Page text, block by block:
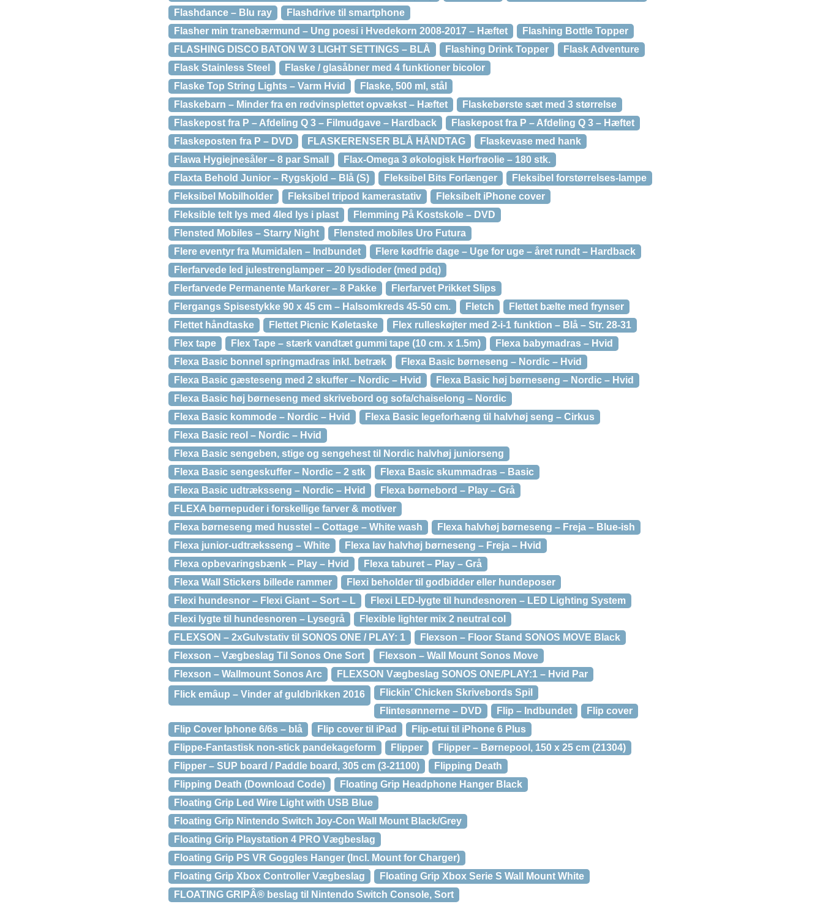
Flashdance – Blu ray
Flashdrive til smartphone
Flasher min tranebærmund – Ung poesi i Hvedekorn 2008-2017 – Hæftet
Flashing Bottle Topper
FLASHING DISCO BATON W 3 LIGHT SETTINGS – BLÅ
Flashing Drink Topper
Flask Adventure
Flask Stainless Steel
Flaske / glasåbner med 4 funktioner bicolor
Flaske Top String Lights – Varm Hvid
Flaske, 500 ml, stål
Flaskebarn – Minder fra en rødvinsplettet opvækst – Hæftet
Flaskebørste sæt med 3 størrelse
Flaskepost fra P – Afdeling Q 3 – Filmudgave – Hardback
Flaskepost fra P – Afdeling Q 3 – Hæftet
Flaskeposten fra P – DVD
FLASKERENSER BLÅ HÅNDTAG
Flaskevase med hank
Flawa Hygiejnesåler – 8 par Small
Flax-Omega 3 økologisk Hørfrøolie – 180 stk.
Flaxta Behold Junior – Rygskjold – Blå (S)
Fleksibel Bits Forlænger
Fleksibel forstørrelses-lampe
Fleksibel Mobilholder
Fleksibel tripod kamerastativ
Fleksibelt iPhone cover
Fleksible telt lys med 4led lys i plast
Flemming På Kostskole – DVD
Flensted Mobiles – Starry Night
Flensted mobiles Uro Futura
Flere eventyr fra Mumidalen – Indbundet
Flere kødfrie dage – Uge for uge – året rundt – Hardback
Flerfarvede led julestrenglamper – 20 lysdioder (med pdq)
Flerfarvede Permanente Markører – 8 Pakke
Flerfarvet Prikket Slips
Flergangs Spisestykke 90 x 45 cm – Halsomkreds 45-50 cm.
Fletch
Flettet bælte med frynser
Flettet håndtaske
Flettet Picnic Køletaske
Flex rulleskøjter med 2-i-1 funktion – Blå – Str. 28-31
Flex tape
Flex Tape – stærk vandtæt gummi tape (10 cm. x 1.5m)
Flexa babymadras – Hvid
Flexa Basic bonnel springmadras inkl. betræk
Flexa Basic børneseng – Nordic – Hvid
Flexa Basic gæsteseng med 2 skuffer – Nordic – Hvid
Flexa Basic høj børneseng – Nordic – Hvid
Flexa Basic høj børneseng med skrivebord og sofa/chaiselong – Nordic
Flexa Basic kommode – Nordic – Hvid
Flexa Basic legeforhæng til halvhøj seng – Cirkus
Flexa Basic reol – Nordic – Hvid
Flexa Basic sengeben, stige og sengehest til Nordic halvhøj juniorseng
Flexa Basic sengeskuffer – Nordic – 2 stk
Flexa Basic skummadras – Basic
Flexa Basic udtræksseng – Nordic – Hvid
Flexa børnebord – Play – Grå
FLEXA børnepuder i forskellige farver & motiver
Flexa børneseng med husstel – Cottage – White wash
Flexa halvhøj børneseng – Freja – Blue-ish
Flexa junior-udtræksseng – White
Flexa lav halvhøj børneseng – Freja – Hvid
Flexa opbevaringsbænk – Play – Hvid
Flexa taburet – Play – Grå
Flexa Wall Stickers billede rammer
Flexi beholder til godbidder eller hundeposer
Flexi hundesnor – Flexi Giant – Sort – L
Flexi LED-lygte til hundesnoren – LED Lighting System
Flexi lygte til hundesnoren – Lysegrå
Flexible lighter mix 2 neutral col
FLEXSON – 2xGulvstativ til SONOS ONE / PLAY: 1
Flexson – Floor Stand SONOS MOVE Black
Flexson – Vægbeslag Til Sonos One Sort
Flexson – Wall Mount Sonos Move
Flexson – Wallmount Sonos Arc
FLEXSON Vægbeslag SONOS ONE/PLAY:1 – Hvid Par
Flick emâup – Vinder af guldbrikken 2016
Flickin’ Chicken Skrivebords Spil
Flintesønnerne – DVD
Flip – Indbundet
Flip cover
Flip Cover Iphone 6/6s – blå
Flip cover til iPad
Flip-etui til iPhone 6 Plus
Flippe-Fantastisk non-stick pandekageform
Flipper
Flipper – Børnepool, 150 x 25 cm (21304)
Flipper – SUP board / Paddle board, 305 cm (3-21100)
Flipping Death
Flipping Death (Download Code)
Floating Grip Headphone Hanger Black
Floating Grip Led Wire Light with USB Blue
Floating Grip Nintendo Switch Joy-Con Wall Mount Black/Grey
Floating Grip Playstation 4 PRO Vægbeslag
Floating Grip PS VR Goggles Hanger (Incl. Mount for Charger)
Floating Grip Xbox Controller Vægbeslag
Floating Grip Xbox Serie S Wall Mount White
FLOATING GRIPÂ® beslag til Nintendo Switch Console, Sort